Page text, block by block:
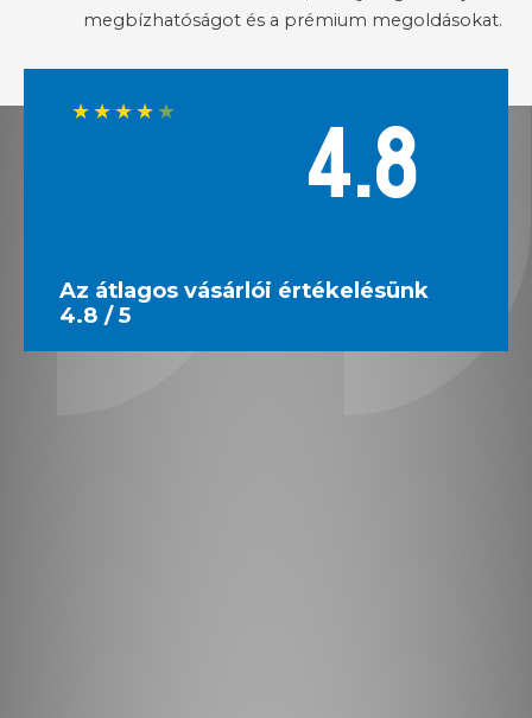
megbízhatóságot és a prémium megoldásokat.
★★★★★ 4.8
Az átlagos vásárlói értékelésünk
4.8 / 5